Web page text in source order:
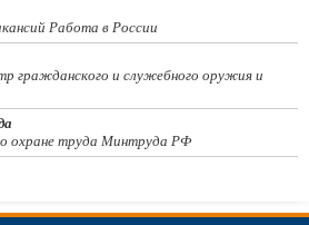
Работа в России
гражданского и служебного оружия и
охране труда Минтруда РФ